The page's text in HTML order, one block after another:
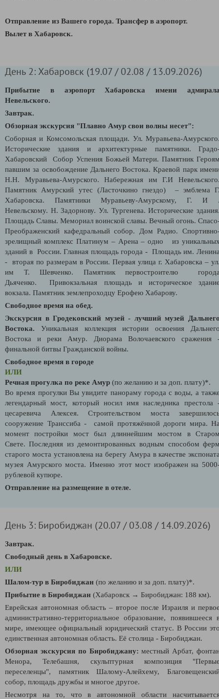
Отправление из Вашего города. Трансфер в аэропорт.
Вылет в Хабаровск.
День 2: Хабаровск (19.07 / 02.08 / 13.09.2026)
Прибытие в аэропорт Хабаровска имени
Невельского.
Завтрак.
Обзорная экскурсия "Плавно Амур свои волны несет":
Соборная и Комсомольская площади. Ул. Муравьева-
Исторические здания и архитектурные памятники.
Хабаровский Собор Успения Божьей Матери. Памятник
павшим за освобождение Дальнего Востока. Краевой парк
Н.Н. Муравьева-Амурского. Набережная им Г.И
Памятник Амурский утес (Ласточкино гнездо) – эмблема
Хабаровска. Памятники Муравьеву-Амурскому, Г. И
Невельскому. Н. Задорнову. Ул. Тургенева. Исторические
Площадь Славы. Мемориал воинской славы. Вечный огонь.
Преображенский кафедральный собор. Дом Радио.
зрелищный комплекс Платинум – Арена – одно из
зданий в России. Главная площадь города - Площадь им.
- вторая по размерам в России. Первая улица г. Хабаровска –
им Т. Шевченко. Памятник первостроителю
Дьяченко. Привокзальная площадь и историческое
вокзала. Памятник землепроходцу Ерофею Хабарову.
Свободное время на обед.
Экскурсия в Гродековский музей - лучший музей
Востока. Уникальная коллекция истории освоения
Востока и реки Амур. Диорама Волочаевского сражения
финальной битвы Гражданской войны.
Свободное время в городе
ИЛИ
Речная прогулка по реке Амур (по желанию и за доп. плату)*.
Во время прогулки Вы увидите панораму города с воды, а
легендарный мост, который носил имя наследника престола
цесаревича Алексея. Строительством моста
сооружение Транссиба - самой протяжённой дороги мира.
момент постройки мост был длиннейшим мостом в
Свете. Последняя из демонтированных водным способом
старого моста установлена на берегу Амура в качестве
музея Амурского моста. Именно этот мост изображен на
рублевой купюре.
Отправление на размещение в отеле.
День 3: Биробиджан (20.07 / 03.08 / 14.09.2026)
Завтрак.
Свободный день в Хабаровске.
ИЛИ
Шалом-тур в Биробиджан (по желанию и за доп. плату)*.
Прибытие в Биробиджан (Хабаровск → Биробиджан: 188 км).
Еврейская автономная область – второе после Израиля и
административно-территориальное образование, появившееся
мире, имеющее официальный юридический статус. В России
единственная автономная область. Её столица - Биробиджан.
Обзорная экскурсия по Биробиджану:местный Арбат,
Менора, Телебашня, скульптурная композиция
переселенцы", памятник Шалому-Алейхему,
собор, площадь дружбы и многое другое.
Несмотря на то, что в автономной области